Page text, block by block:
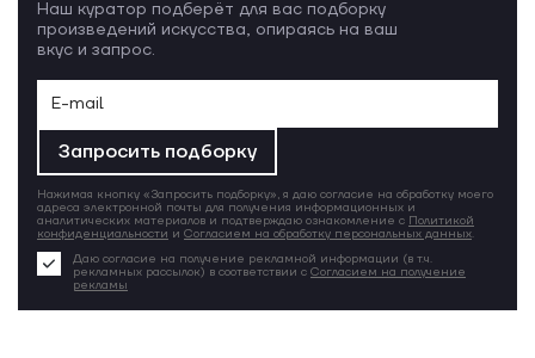
Наш куратор подберёт для вас подборку
произведений искусства, опираясь на ваш
вкус и запрос.
Запросить подборку
Нажимая кнопку «Запросить подборку», я даю согласие на обработку моего
адреса электронной почты для получения информационных и
аналитических материалов и подтверждаю ознакомление с Политикой
конфиденциальности и Согласием на обработку персональных данных.
Даю согласие на получение рекламной информации (в т.ч.
рекламных рассылок) в соответствии с Согласием на получение
рекламы